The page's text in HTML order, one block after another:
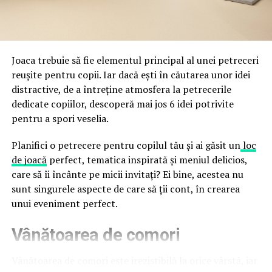
durata de viață a amenajării, indiferent de câte sezoane
false până la tentative de furt al datelor personale și
financiare. Instituția recomandă verificarea atentă a
sursei mesajelor și raportarea incidentelor la numărul
unic 1911.
Campaniile identificate în ultimele săptămâni folosesc
false de streaming, coduri QR malițioase și mesaje care
promit bilete, rambursări, premii sau acces gratuit la
meciuri. FBI a emis în luna mai un avertisment privind
site-urile care clonează platforma oficială prin
modificări minore ale denumirii domeniului, precum
a colecta date personale și bancare.
Joaca trebuie să fie elementul principal al unei petreceri
reușite pentru copii. Iar dacă ești în căutarea unor idei
distractive, de a întreține atmosfera la petrecerile
dedicate copiilor, descoperă mai jos 6 idei potrivite
pentru a spori veselia.
Planifici o petrecere pentru copilul tău și ai găsit unloc
de joacăperfect, tematica inspirată și meniul delicios,
care să îi încânte pe micii invitați? Ei bine, acestea nu
sunt singurele aspecte de care să ții cont, în crearea
unui eveniment perfect.
Vânătoarea de comori